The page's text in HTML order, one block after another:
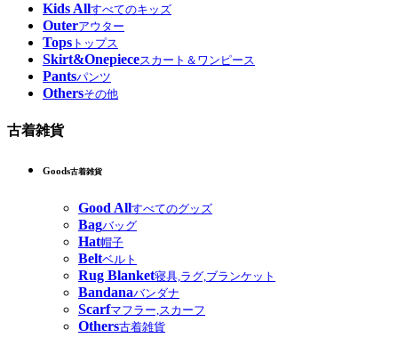
Kids Allすべてのキッズ
Outerアウター
Tops トップス
Skirt&Onepieceスカート＆ワンピース
Pantsパンツ
Othersその他
古着雑貨
Goods古着雑貨
Good Allすべてのグッズ
Bagバッグ
Hat帽子
Beltベルト
Rug Blanket寝具,ラグ,ブランケット
Bandanaバンダナ
Scarfマフラー,スカーフ
Others古着雑貨